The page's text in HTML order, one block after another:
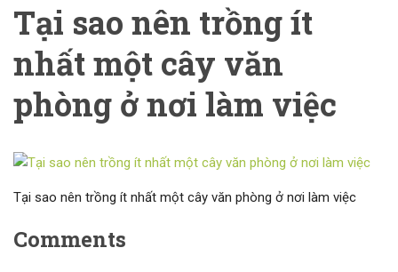
Tại sao nên trồng ít
nhất một cây văn
phòng ở nơi làm việc
Tại sao nên trồng ít nhất một cây văn phòng ở nơi làm việc
Comments